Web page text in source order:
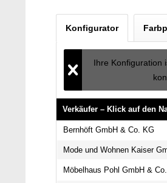
Konfigurator
Ihre Konfiguration
Verkäufer – Klick auf den
Verkäufer – Klick auf den
Bernhöft GmbH & Co. KG
Mode und Wohnen Kaiser
Möbelhaus Pohl GmbH &